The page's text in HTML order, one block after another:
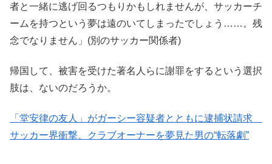
者と一緒に逃げ回るつもりかもしれませんが、サッカーチ
ームを持つという夢は遠のいてしまったでしょう……。残
念でなりません」(別のサッカー関係者)
帰国して、被害を受けた著名人らに謝罪をするという選択
肢は、ないのだろうか。
「堂安律の友人」がガーシー容疑者とともに逮捕状請求
サッカー界衝撃、クラブオーナーを夢見た男の“転落劇”